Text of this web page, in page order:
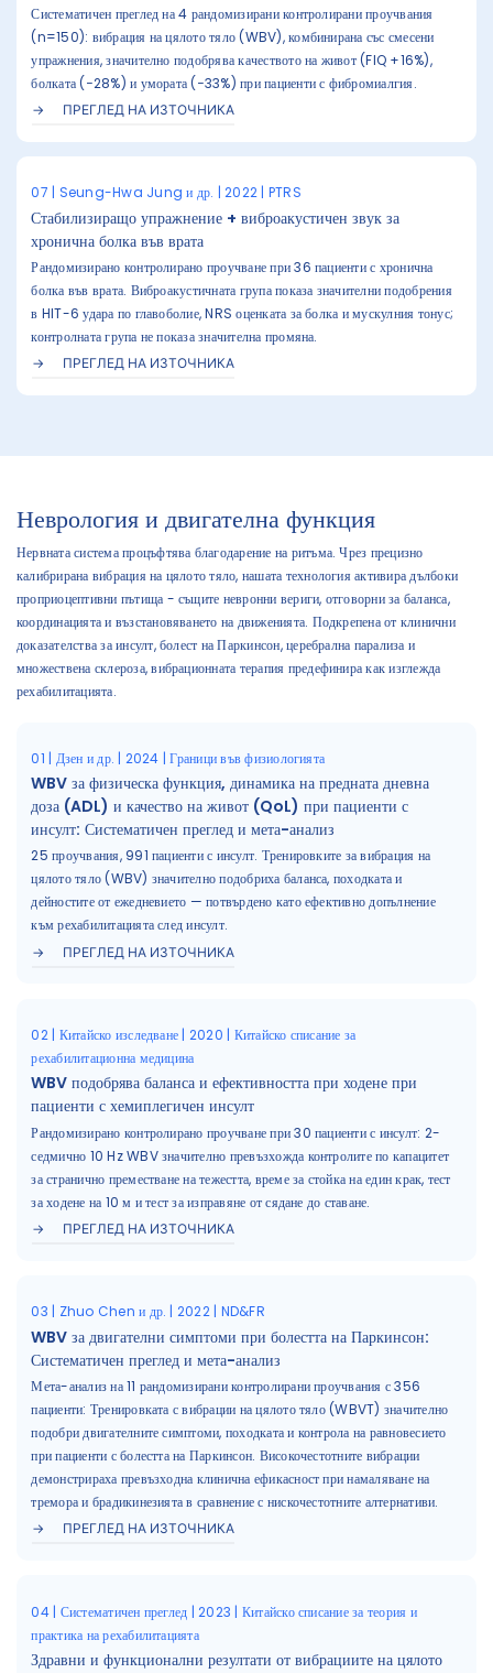
Систематичен преглед на 4 рандомизирани контролирани проучвания
(n=150): вибрация на цялото тяло (WBV), комбинирана със смесени
упражнения, значително подобрява качеството на живот (FIQ +16%),
болката (−28%) и умората (−33%) при пациенти с фибромиалгия.
ПРЕГЛЕД НА ИЗТОЧНИКА
07 | Seung-Hwa Jung и др. | 2022 | PTRS
Стабилизиращо упражнение + виброакустичен звук за
хронична болка във врата
Рандомизирано контролирано проучване при 36 пациенти с хронична
болка във врата. Виброакустичната група показа значителни подобрения
в HIT-6 удара по главоболие, NRS оценката за болка и мускулния тонус;
контролната група не показа значителна промяна.
ПРЕГЛЕД НА ИЗТОЧНИКА
Неврология и двигателна функция
Нервната система процъфтява благодарение на ритъма. Чрез прецизно
калибрирана вибрация на цялото тяло, нашата технология активира дълбоки
проприоцептивни пътища - същите невронни вериги, отговорни за баланса,
координацията и възстановяването на движенията. Подкрепена от клинични
доказателства за инсулт, болест на Паркинсон, церебрална парализа и
множествена склероза, вибрационната терапия предефинира как изглежда
рехабилитацията.
01 | Дзен и др. | 2024 | Граници във физиологията
WBV за физическа функция, динамика на предната дневна
доза (ADL) и качество на живот (QoL) при пациенти с
инсулт: Систематичен преглед и мета-анализ
25 проучвания, 991 пациенти с инсулт. Тренировките за вибрация на
цялото тяло (WBV) значително подобриха баланса, походката и
дейностите от ежедневието — потвърдено като ефективно допълнение
към рехабилитацията след инсулт.
ПРЕГЛЕД НА ИЗТОЧНИКА
02 | Китайско изследване | 2020 | Китайско списание за
рехабилитационна медицина
WBV подобрява баланса и ефективността при ходене при
пациенти с хемиплегичен инсулт
Рандомизирано контролирано проучване при 30 пациенти с инсулт: 2-
седмично 10 Hz WBV значително превъзхожда контролите по капацитет
за странично преместване на тежестта, време за стойка на един крак, тест
за ходене на 10 м и тест за изправяне от сядане до ставане.
ПРЕГЛЕД НА ИЗТОЧНИКА
03 | Zhuo Chen и др. | 2022 | ND&FR
WBV за двигателни симптоми при болестта на Паркинсон:
Систематичен преглед и мета-анализ
Мета-анализ на 11 рандомизирани контролирани проучвания с 356
пациенти: Тренировката с вибрации на цялото тяло (WBVT) значително
подобри двигателните симптоми, походката и контрола на равновесието
при пациенти с болестта на Паркинсон. Високочестотните вибрации
демонстрираха превъзходна клинична ефикасност при намаляване на
тремора и брадикинезията в сравнение с нискочестотните алтернативи.
ПРЕГЛЕД НА ИЗТОЧНИКА
04 | Систематичен преглед | 2023 | Китайско списание за теория и
практика на рехабилитацията
Здравни и функционални резултати от вибрациите на цялото